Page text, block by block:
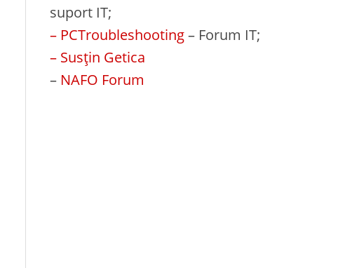
suport IT;
– PCTroubleshooting– Forum IT;
– Susțin Getica
– NAFO Forum